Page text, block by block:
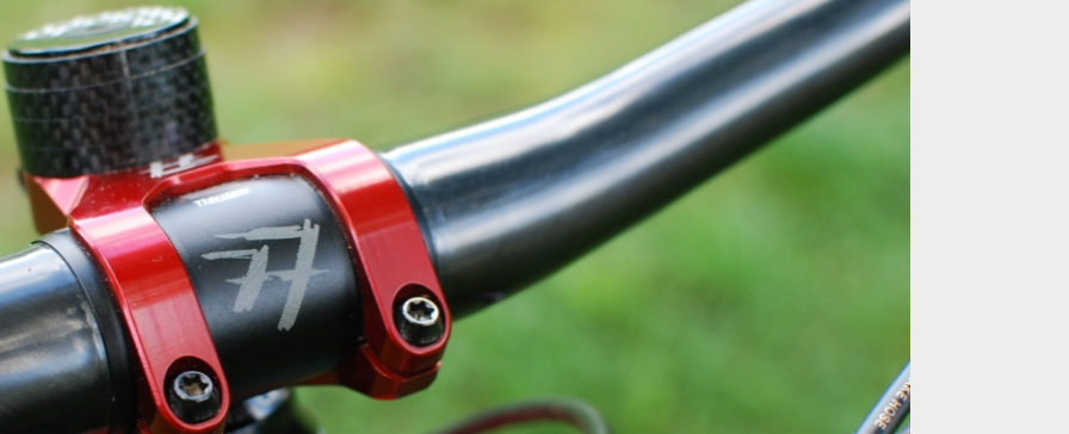
lehké
lehké
lehké
lehké
Test: kokpit a vodítko 77 desingz, když lehké není dost lehké
Test: kokpit a vodítko 77 desingz, když lehké není dost lehké
Test: kokpit a vodítko 77 desingz, když lehké není dost lehké
Test: kokpit a vodítko 77 desingz, když lehké není dost lehké